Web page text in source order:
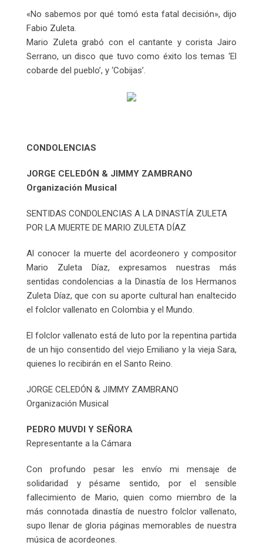
«No sabemos por qué tomó esta fatal decisión», dijo
Fabio Zuleta.
Mario Zuleta grabó con el cantante y corista Jairo
Serrano, un disco que tuvo como éxito los temas ‘El
cobarde del pueblo’, y ‘Cobijas’.
CONDOLENCIAS
JORGE CELEDÓN & JIMMY ZAMBRANO
Organización Musical
SENTIDAS CONDOLENCIAS A LA DINASTÍA ZULETA
POR LA MUERTE DE MARIO ZULETA DÍAZ
Al conocer la muerte del acordeonero y compositor
Mario Zuleta Díaz, expresamos nuestras más
sentidas condolencias a la Dinastía de los Hermanos
Zuleta Díaz, que con su aporte cultural han enaltecido
el folclor vallenato en Colombia y el Mundo.
El folclor vallenato está de luto por la repentina partida
de un hijo consentido del viejo Emiliano y la vieja Sara,
quienes lo recibirán en el Santo Reino.
JORGE CELEDÓN & JIMMY ZAMBRANO
Organización Musical
PEDRO MUVDI Y SEÑORA
Representante a la Cámara
Con profundo pesar les envío mi mensaje de
solidaridad y pésame sentido, por el sensible
fallecimiento de Mario, quien como miembro de la
más connotada dinastía de nuestro folclor vallenato,
supo llenar de gloria páginas memorables de nuestra
música de acordeones.